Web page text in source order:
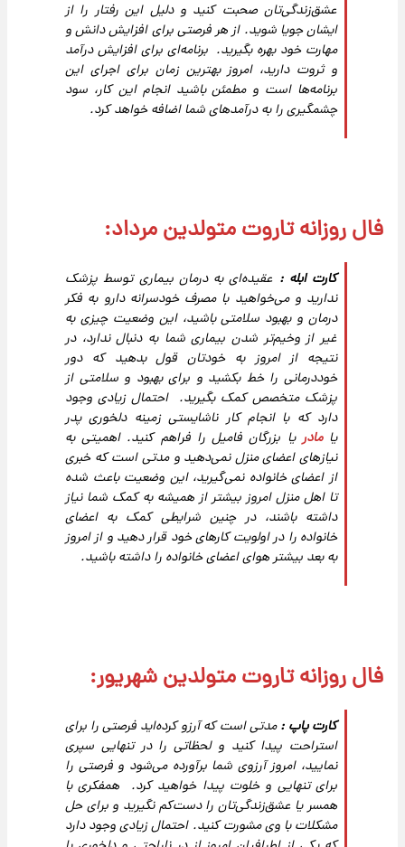
عشق‌زندگی‌تان صحبت کنید و دلیل این رفتار را از
ایشان جویا شوید. از هر فرصتی برای افزایش دانش و
مهارت خود بهره بگیرید. برنامه‌ای برای افزایش درآمد
و ثروت دارید، امروز بهترین زمان برای اجرای این
برنامه‌ها است و مطمئن باشید انجام این کار، سود
چشمگیری را به درآمد‌های شما اضافه خواهد کرد.
فال روزانه تاروت متولدین مرداد:
کارت ابله : عقیده‌ای به درمان بیماری توسط پزشک
ندارید و می‌خواهید با مصرف خودسرانه دارو به فکر
درمان و بهبود سلامتی باشید، این وضعیت چیزی به
غیر از وخیم‌تر شدن بیماری شما به دنبال ندارد، در
نتیجه از امروز به خودتان قول بدهید که دور
خوددرمانی را خط بکشید و برای بهبود و سلامتی از
پزشک متخصص کمک بگیرید. احتمال زیادی وجود
دارد که با انجام کار ناشایستی زمینه دلخوری پدر
یامادریا بزرگان فامیل را فراهم کنید. اهمیتی به
نیازهای اعضای منزل نمی‌دهید و مدتی است که خبری
از اعضای خانواده نمی‌‌گیرید، این وضعیت باعث شده
تا اهل منزل امروز بیشتر از همیشه به کمک شما نیاز
داشته باشند، در چنین شرایطی کمک به اعضای
خانواده را در اولویت کارهای خود قرار دهید و از امروز
به بعد بیشتر هوای اعضای خانواده را داشته باشید.
فال روزانه تاروت متولدین شهریور:
کارت پاپ :مدتی است که آرزو کرده‌اید فرصتی را برای
استراحت پیدا کنید و لحظاتی را در تنهایی سپری
نمایید، امروز آرزوی شما برآورده می‌شود و فرصتی را
برای تنهایی و خلوت پیدا خواهید کرد. همفکری با
همسر یا عشق‌زندگی‌تان را دست‌کم نگیرید و برای حل
مشکلات با وی مشورت کنید. احتمال زیادی وجود دارد